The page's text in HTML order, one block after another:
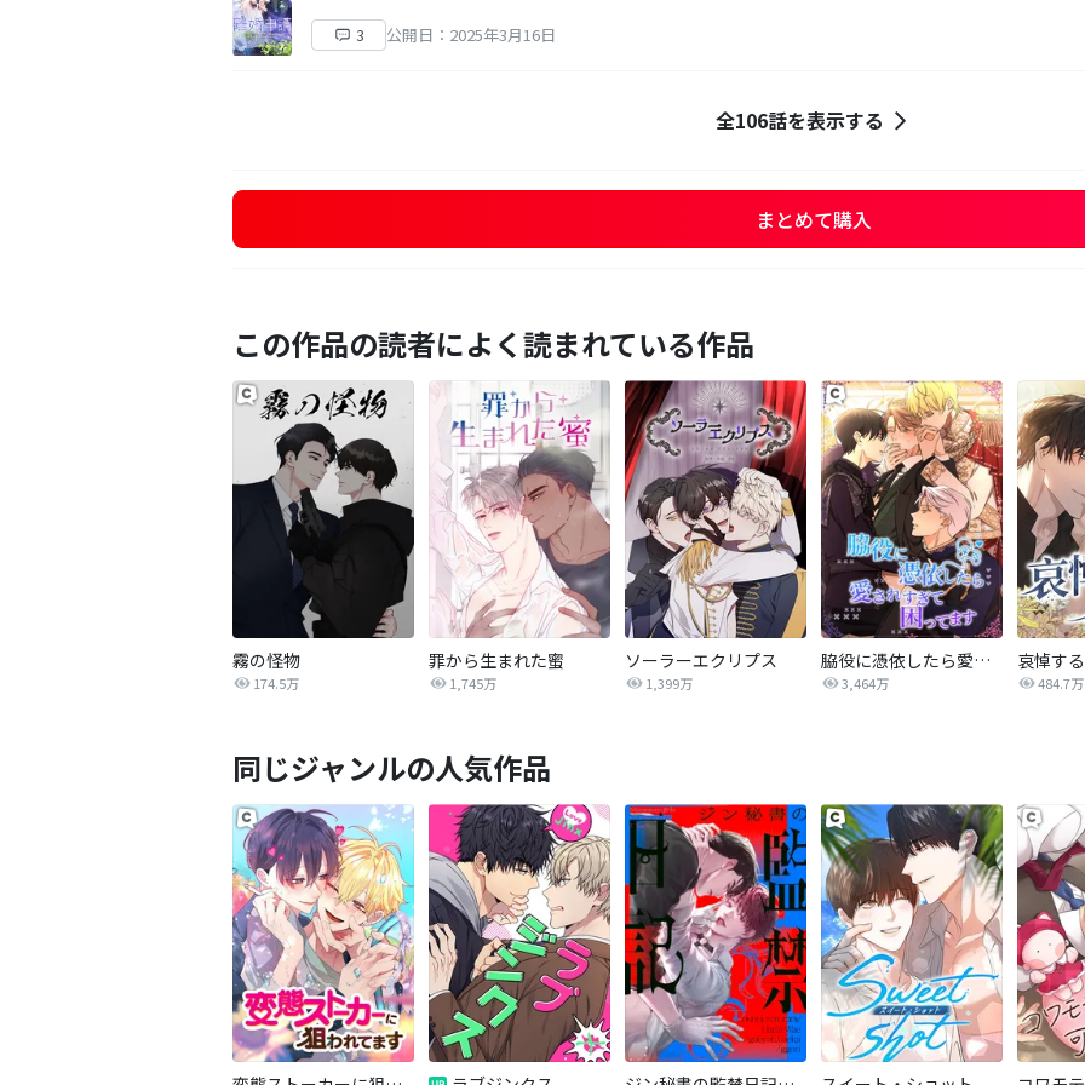
3 公開日：2025年3月16日
全106話を表示する
まとめて購入
この作品の読者によく読まれている作品
霧の怪物
174.5万
罪から生まれた蜜
1,745万
ソーラーエクリプス
1,399万
脇役に憑依したら愛されすぎて困ってます
3,464万
哀悼す
484.7万
同じジャンルの人気作品